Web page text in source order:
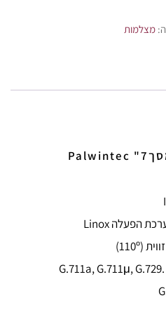
מצלמות
Codec צר פס: G.711a, G.711μ, G.729.